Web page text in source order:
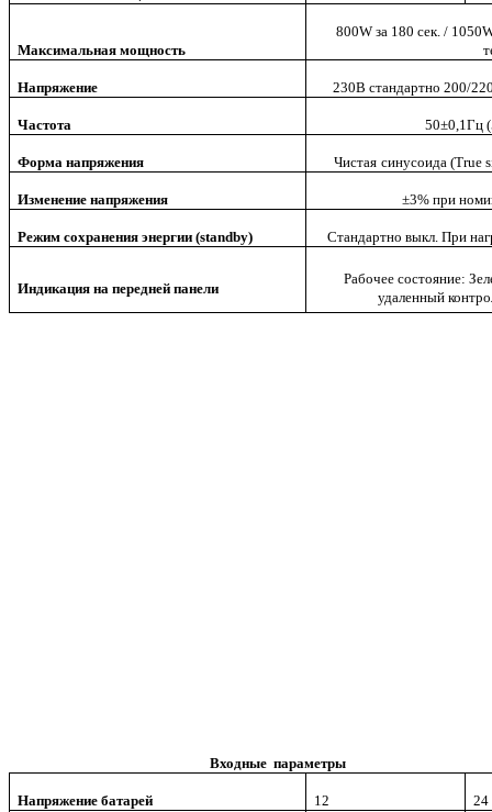
Максимальная мощность
800W за 180 сек. /
Напряжение 230В стандартно 200/
Частота 50±0,1Гц
Форма напряжения Чистая синусоида (True
Изменение напряжения ±3% при
Режим сохранения энергии (standby) Стандартно выкл. При
Индикация на передней панели
Рабочее состояние:
удаленный
Входные параметры
Напряжение батарей 12 24